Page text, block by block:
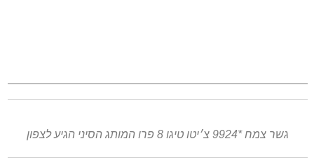
גשר צמח *9924 צ׳יטו טיגו 8 פרו המותג הסיני הגיע לצפון